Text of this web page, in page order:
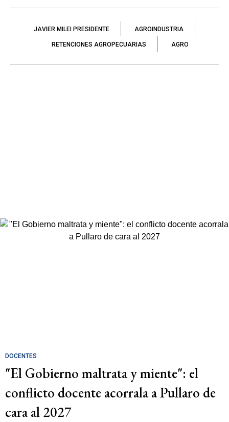
JAVIER MILEI PRESIDENTE AGROINDUSTRIA
RETENCIONES AGROPECUARIAS AGRO
DOCENTES
"El Gobierno maltrata y miente": el
conflicto docente acorrala a Pullaro de
cara al 2027